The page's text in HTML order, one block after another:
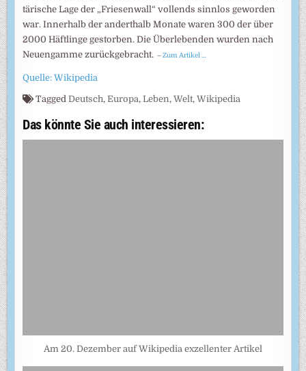
täri­sche Lage der „Friesen­wall“ voll­ends sinn­los gewor­den
war. Inner­halb der andert­halb Monate waren 300 der über
2000 Häft­linge gestor­ben. Die Über­leben­den wurden nach
Neuen­gamme zurück­gebracht. –Zum Artikel …
Quelle: Wikipedia
Tagged Deutsch,Europa,Leben,Welt,Wikipedia
Das könnte Sie auch interessieren:
Am 20. Dezember auf Wikipedia exzellenter Artikel